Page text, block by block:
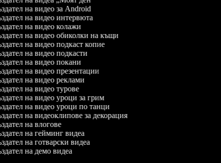
на видео за Android
на видео интервюта
на видео колажи
на видео обиколки на къщи
на видео подкаст копие
на видео подкасти
на видео покани
на видео презентации
на видео реклами
на видео турове
на видео уроци за грим
на видео уроци по танци
на видеоклипове за декорация
на влогове
на гейминг видеа
на готварски видеа
на демо видеа